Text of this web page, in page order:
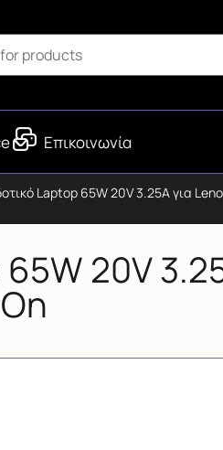
Επικοινωνία
Laptop 65W 20V 3.25A για
20V